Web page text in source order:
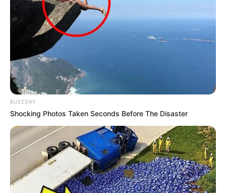
BUZZDAY
Shocking Photos Taken Seconds Before The Disaster